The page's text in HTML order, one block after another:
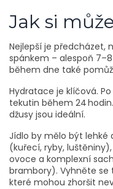
Jak si
Nejlepší je předcházet,
spánkem – alespoň
během dne také
Hydratace je klíčová.
tekutin během 24
džusy jsou ideální.
Jídlo by mělo být lehké
(kuřecí, ryby,
ovoce a komplexní
brambory). Vyhněte
které mohou zhoršit